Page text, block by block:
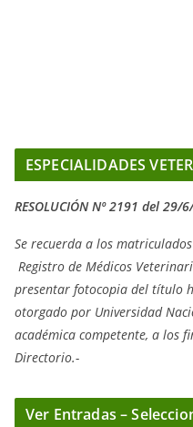
ESPECIALIDADES
RESOLUCIÓN Nº 2191 del 29/
Se recuerda a los
Registro de Médicos
presentar fotocopia del título
otorgado por Universidad
académica competente, a los
Directorio.-
Ver Entradas –